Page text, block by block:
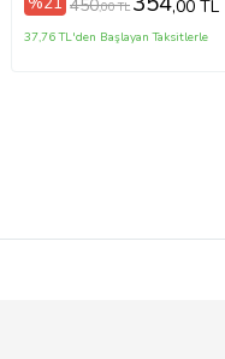
450,00 TL ,00 TL
37,76 TL'den Başlayan Taksitlerle